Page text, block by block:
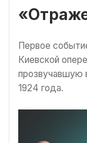
Первое
Киевской
прозвучавшую
1924 года.